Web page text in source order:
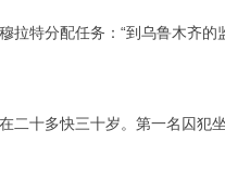
特分配任务：“到乌鲁木齐
十多快三十岁。第一名囚犯